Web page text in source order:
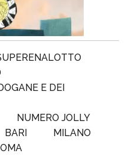
E DEI
NUMERO JOLLY
BARI
MILANO